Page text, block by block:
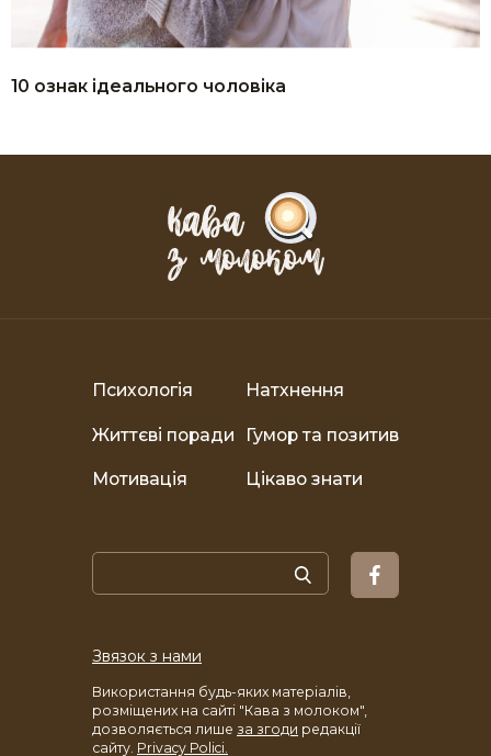
10 ознак ідеального чоловіка
Психологія Натхнення
Життєві поради Гумор та позитив
Мотивація Цікаво знати
Звязок з нами
Використання будь-яких матеріалів,
розміщених на сайті "Кава з молоком",
дозволяється лише за згоди редакції
сайту. Privacy Polici.